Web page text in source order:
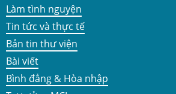
Làm tình nguyện
Tin tức và thực tế
Bản tin thư viện
Bài viết
Bình đẳng & Hòa nhập